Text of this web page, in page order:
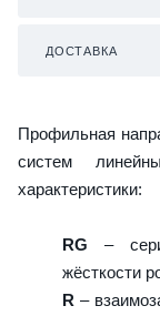
ДОСТАВКА
Профильная
систем
характеристики:
RG –
жёсткости
R –